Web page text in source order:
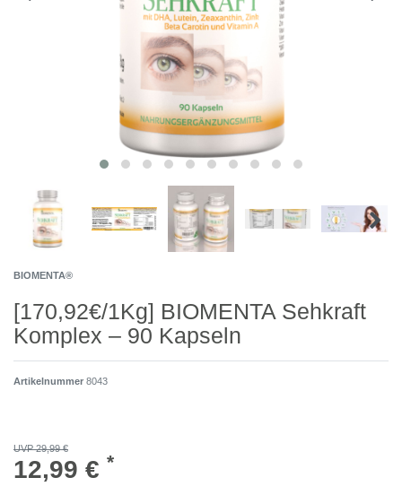
BIOMENTA®
[170,92€/1Kg] BIOMENTA Sehkraft
Komplex – 90 Kapseln
Artikelnummer 8043
UVP 29,99 €
12,99 € *